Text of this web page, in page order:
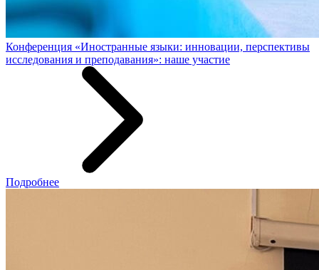
Конференция «Иностранные языки: инновации, перспективы
исследования и преподавания»: наше участие
Подробнее